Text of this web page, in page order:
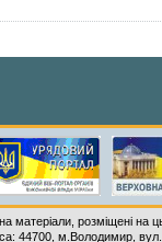
матеріали, розміщені на
44700, м.Володимир,